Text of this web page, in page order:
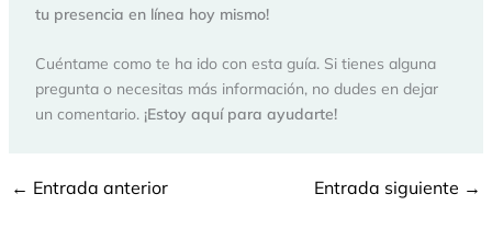
tu presencia en línea hoy mismo!
Cuéntame como te ha ido con esta guía. Si tienes alguna
pregunta o necesitas más información, no dudes en dejar
un comentario.¡Estoy aquí para ayudarte!
← Entrada anterior Entrada siguiente →